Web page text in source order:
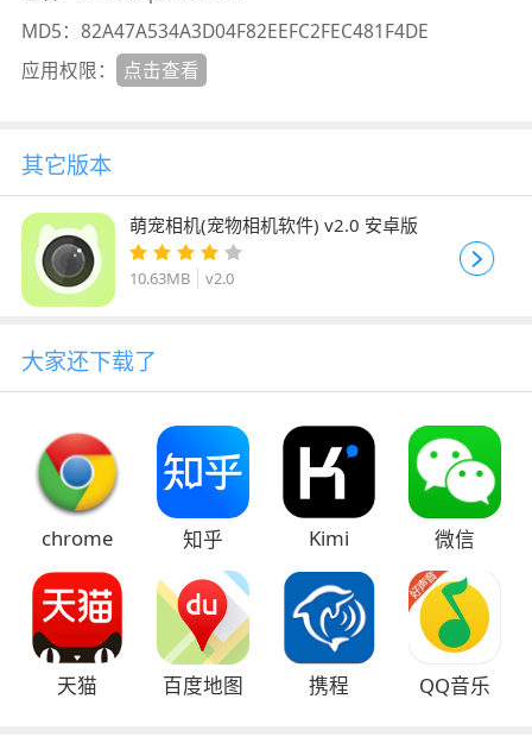
MD5： 82A47A534A3D04F82EEFC2FEC481F4DE
应用权限：
点击查看
其它版本
萌宠相机(宠物相机软件) v2.0 安卓版
10.63MB v2.0
大家还下载了
chrome 知乎 Kimi 微信
天猫 百度地图 携程 QQ音乐